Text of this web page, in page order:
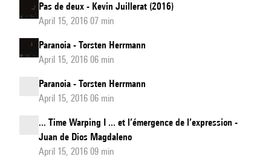
Pas de deux - Kevin Juillerat (2016)
April 15, 2016 07 min
Paranoia - Torsten Herrmann
April 15, 2016 06 min
Paranoia - Torsten Herrmann
April 15, 2016 06 min
... Time Warping I ... et l’émergence de l’expression -
Juan de Dios Magdaleno
April 15, 2016 09 min